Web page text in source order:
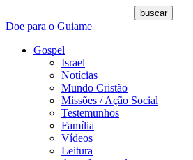
buscar
Doe para o Guiame
Gospel
Israel
Notícias
Mundo Cristão
Missões / Ação Social
Testemunhos
Família
Vídeos
Leitura